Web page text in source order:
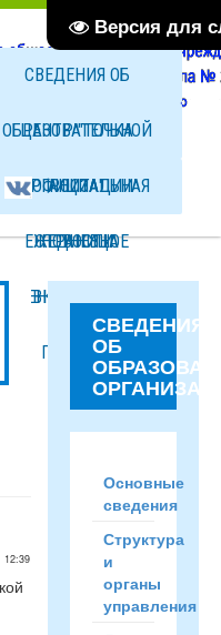
Версия для
СВЕДЕНИЯ ОБ
ОБРАЗОВАТЕЛЬНОЙ
ОРГАНИЗАЦИИ
НОВОСТИ
ФАЙЛЫ
ЦЕНТР "ТОЧКА
РОСТА"
ЕЖЕДНЕВНОЕ
МЕНЮ ГОРЯЧЕГО
ПИТАНИЯ
ОФИЦИАЛЬНАЯ
СТРАНИЦА
ВКОНТАКТЕ
12:39
СВЕДЕНИЯ
ОБ
Основные
сведения
Структура
и
органы
управления